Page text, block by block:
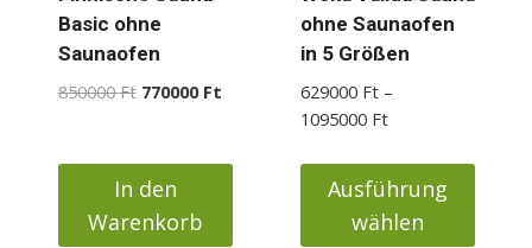
Basic ohne
Saunaofen
850000Ft Ursprünglicher
850000 Ft
770000 FtAktueller
770000 Ft.
In den
Warenkorb
ohne Saunaofen
in 5 Größen
629000 Ft –
1095000 FtPreisspanne:
bis
1095000 Ft
Ausführung
wählen